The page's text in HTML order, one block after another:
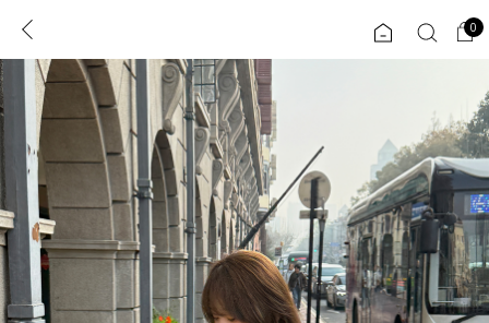
로그인 0
TW
JP
콘텐츠 리뷰 & 혜택 플러스핏 회원혜택 입
CATEGORY COMMUNITY
도착보장⚡ ALL
0